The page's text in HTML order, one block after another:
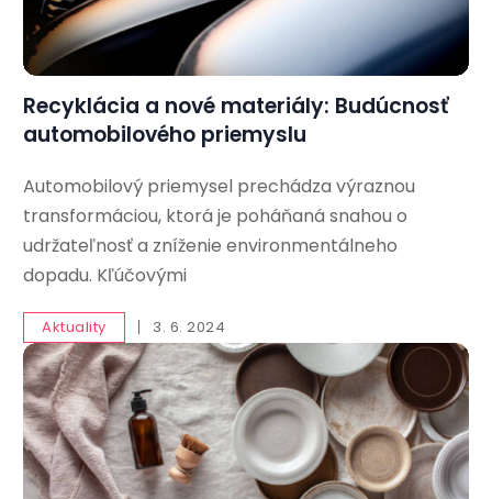
Recyklácia a nové materiály: Budúcnosť
automobilového priemyslu
Automobilový priemysel prechádza výraznou
transformáciou, ktorá je poháňaná snahou o
udržateľnosť a zníženie environmentálneho
dopadu. Kľúčovými
Aktuality 3. 6. 2024